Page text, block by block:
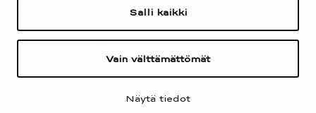
Salli kaikki
Vain välttämättömät
Näytä tiedot
Puh. 029 522 6000